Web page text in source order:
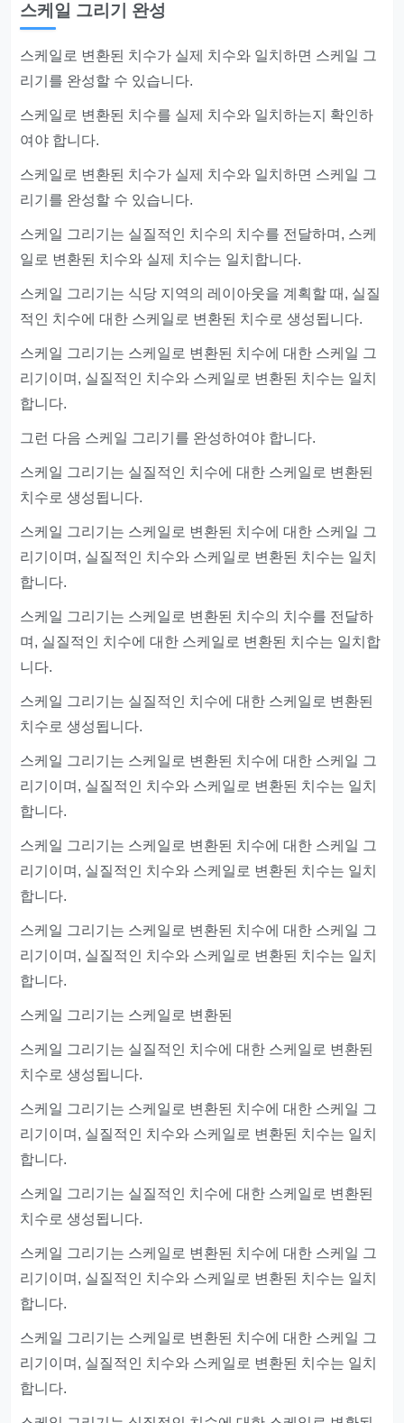
스케일 그리기 완성
스케일로 변환된 치수가 실제 치수와 일치하면 스케일 그
리기를 완성할 수 있습니다.
스케일로 변환된 치수를 실제 치수와 일치하는지 확인하
여야 합니다.
스케일로 변환된 치수가 실제 치수와 일치하면 스케일 그
리기를 완성할 수 있습니다.
스케일 그리기는 실질적인 치수의 치수를 전달하며, 스케
일로 변환된 치수와 실제 치수는 일치합니다.
스케일 그리기는 식당 지역의 레이아웃을 계획할 때, 실질
적인 치수에 대한 스케일로 변환된 치수로 생성됩니다.
스케일 그리기는 스케일로 변환된 치수에 대한 스케일 그
리기이며, 실질적인 치수와 스케일로 변환된 치수는 일치
합니다.
그런 다음 스케일 그리기를 완성하여야 합니다.
스케일 그리기는 실질적인 치수에 대한 스케일로 변환된
치수로 생성됩니다.
스케일 그리기는 스케일로 변환된 치수에 대한 스케일 그
리기이며, 실질적인 치수와 스케일로 변환된 치수는 일치
합니다.
스케일 그리기는 스케일로 변환된 치수의 치수를 전달하
며, 실질적인 치수에 대한 스케일로 변환된 치수는 일치합
니다.
스케일 그리기는 실질적인 치수에 대한 스케일로 변환된
치수로 생성됩니다.
스케일 그리기는 스케일로 변환된 치수에 대한 스케일 그
리기이며, 실질적인 치수와 스케일로 변환된 치수는 일치
합니다.
스케일 그리기는 스케일로 변환된 치수에 대한 스케일 그
리기이며, 실질적인 치수와 스케일로 변환된 치수는 일치
합니다.
스케일 그리기는 스케일로 변환된 치수에 대한 스케일 그
리기이며, 실질적인 치수와 스케일로 변환된 치수는 일치
합니다.
스케일 그리기는 스케일로 변환된
스케일 그리기는 실질적인 치수에 대한 스케일로 변환된
치수로 생성됩니다.
스케일 그리기는 스케일로 변환된 치수에 대한 스케일 그
리기이며, 실질적인 치수와 스케일로 변환된 치수는 일치
합니다.
스케일 그리기는 실질적인 치수에 대한 스케일로 변환된
치수로 생성됩니다.
스케일 그리기는 스케일로 변환된 치수에 대한 스케일 그
리기이며, 실질적인 치수와 스케일로 변환된 치수는 일치
합니다.
스케일 그리기는 스케일로 변환된 치수에 대한 스케일 그
리기이며, 실질적인 치수와 스케일로 변환된 치수는 일치
합니다.